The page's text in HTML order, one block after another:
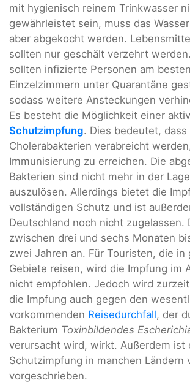
mit hygienisch reinem Trinkwasser
gewährleistet sein, muss das
aber abgekocht werden.
sollten nur geschält verzehrt
sollten infizierte Personen am
Einzelzimmern unter Quarantäne
sodass weitere Ansteckungen
Es besteht die Möglichkeit einer
Schutzimpfung. Dies bedeutet,
Cholerabakterien verabreicht
Immunisierung zu erreichen. Die
Bakterien sind nicht mehr in der
auszulösen. Allerdings bietet die
vollständigen Schutz und ist
Deutschland noch nicht zugelassen.
zwischen drei und sechs Monaten
zwei Jahren an. Für Touristen, die in
Gebiete reisen, wird die Impfung im
nicht empfohlen. Jedoch wird
die Impfung auch gegen den
vorkommenden Reisedurchfall, der
Bakterium Toxinbildendes
verursacht wird, wirkt. Außerdem ist
Schutzimpfung in manchen Ländern
vorgeschrieben.